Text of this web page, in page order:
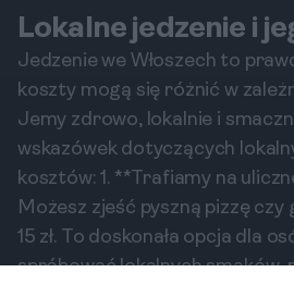
Lokalne jedzenie i
Jedzenie we Włoszech to
koszty mogą się różnić w
Jemy zdrowo, lokalnie i
wskazówek dotyczących
kosztów: 1. **Trafiamy na
Możesz zjeść pyszną pizzę czy
15 zł. To doskonała opcja dla
spróbować lokalnych smaków,